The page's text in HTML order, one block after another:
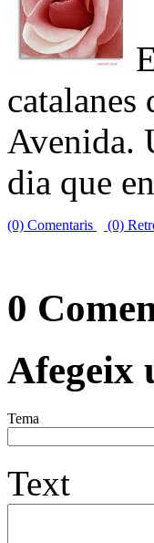
Avenida.
dia que
(0) Comentaris (0)
0
Afegeix
Tema
Text